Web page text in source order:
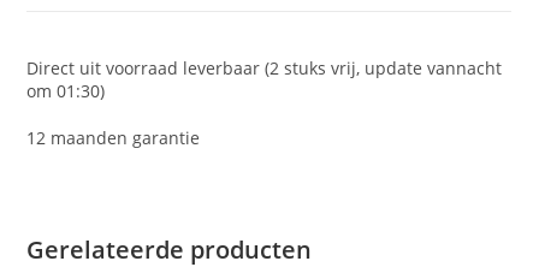
Direct uit voorraad leverbaar (2 stuks vrij, update vannacht
om 01:30)
12 maanden garantie
Gerelateerde producten